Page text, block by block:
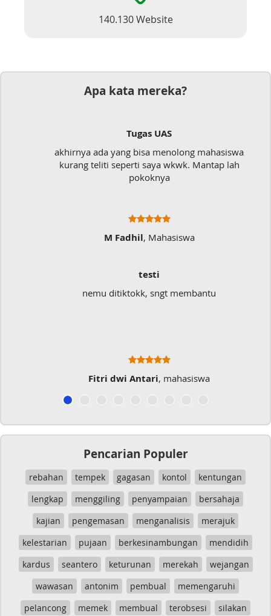
140.130 Website
Apa kata mereka?
Tugas UAS
akhirnya ada yang bisa menolong mahasiswa
kurang teliti seperti saya wkwk. Mantap lah
pokoknya
M Fadhil, Mahasiswa
testi
nemu ditiktokk, sngt membantu
Fitri dwi Antari, mahasiswa
Pencarian Populer
rebahan tempek gagasan kontol
kentungan
lengkap
menggiling penyampaian
bersahaja
kajian
pengemasan menganalisis
merajuk
kelestarian
pujaan berkesinambungan
mendidih
kardus
seantero keturunan merekah
wejangan
wawasan
antonim pembual
memengaruhi
pelancong
memek membual terobsesi silakan